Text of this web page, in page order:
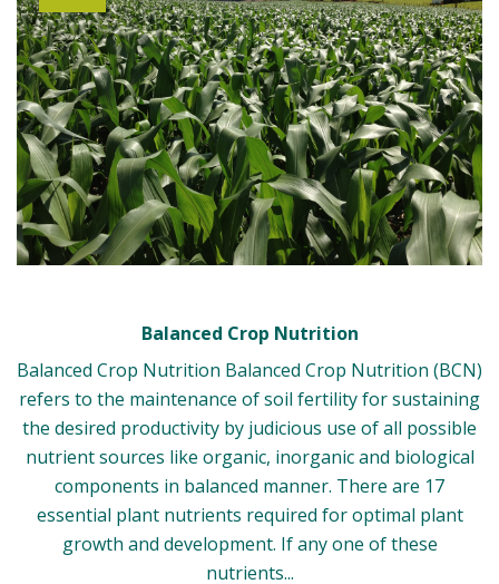
Balanced Crop Nutrition
Balanced Crop Nutrition Balanced Crop Nutrition (BCN)
refers to the maintenance of soil fertility for sustaining
the desired productivity by judicious use of all possible
nutrient sources like organic, inorganic and biological
components in balanced manner. There are 17
essential plant nutrients required for optimal plant
growth and development. If any one of these
nutrients...